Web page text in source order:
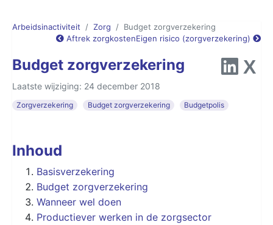
Arbeidsinactiviteit Zorg
Budget zorgverzekering
Aftrek zorgkostenEigen risico (zorgverzekering)
Budget zorgverzekering
Laatste wijziging: 24 december 2018
Zorgverzekering Budget zorgverzekering Budgetpolis
Inhoud
Basisverzekering
Budget zorgverzekering
Wanneer wel doen
Productiever werken in de zorgsector